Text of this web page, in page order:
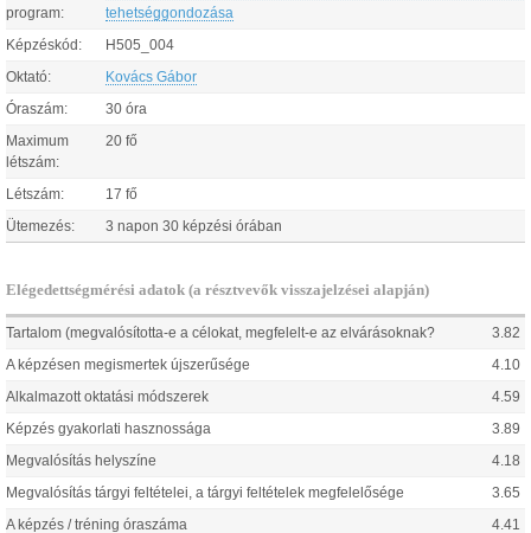
program:
tehetséggondozása
Képzéskód: H505_004
Oktató: Kovács Gábor
Óraszám: 30 óra
Maximum
létszám:
20 fő
Létszám: 17 fő
Ütemezés: 3 napon 30 képzési órában
Elégedettségmérési adatok (a résztvevők visszajelzései alapján)
Tartalom (megvalósította-e a célokat, megfelelt-e az elvárásoknak? 3.82
A képzésen megismertek újszerűsége 4.10
Alkalmazott oktatási módszerek 4.59
Képzés gyakorlati hasznossága 3.89
Megvalósítás helyszíne 4.18
Megvalósítás tárgyi feltételei, a tárgyi feltételek megfelelősége 3.65
A képzés / tréning óraszáma 4.41